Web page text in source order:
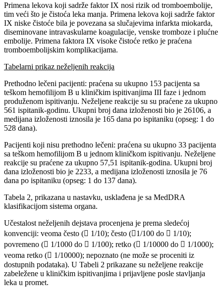
Primena lekova koji sadrže faktor IX nosi rizik od tromboembolije,
tim veći što je čistoća leka manja. Primena lekova koji sadrže faktor
IX niske čistoće bila je povezana sa slučajevima infarkta miokarda,
diseminovane intravaskularne koagulacije, venske tromboze i plućne
embolije. Primena faktora IX visoke čistoće retko je praćena
tromboembolijskim komplikacijama.
Tabelarni prikaz neželjenih reakcija
Prethodno lečeni pacijenti: praćena su ukupno 153 pacijenta sa
teškom hemofilijom B u kliničkim ispitivanjima III faze i jednom
produženom ispitivanju. Neželjene reakcije su su praćene za ukupno
561 ispitanik-godinu. Ukupni broj dana izloženosti bio je 26106, a
medijana izloženosti iznosila je 165 dana po ispitaniku (opseg: 1 do
528 dana).
Pacijenti koji nisu prethodno lečeni: praćena su ukupno 33 pacijenta
sa teškom hemofilijom B u jednom kliničkom ispitivanju. Neželjene
reakcije su praćene za ukupno 57,51 ispitanik-godina. Ukupni broj
dana izloženosti bio je 2233, a medijana izloženosti iznosila je 76
dana po ispitaniku (opseg: 1 do 137 dana).
Tabela 2, prikazana u nastavku, usklađena je sa MedDRA
klasifikacijom sistema organa.
Učestalost neželjenih dejstava procenjena je prema sledećoj
konvenciji: veoma često ( 1/10); često (1/100 do  1/10);
povremeno ( 1/1000 do  1/100); retko ( 1/10000 do  1/1000);
veoma retko ( 1/10000); nepoznato (ne može se proceniti iz
dostupnih podataka). U Tabeli 2 prikazane su neželjene reakcije
zabeležene u kliničkim ispitivanjima i prijavljene posle stavljanja
leka u promet.